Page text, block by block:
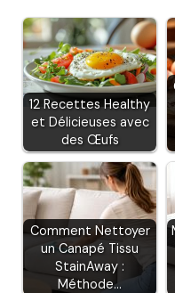
12 Recettes Healthy
et Délicieuses avec
des Œufs
Comment Nettoyer
un Canapé Tissu
StainAway :
Méthode…